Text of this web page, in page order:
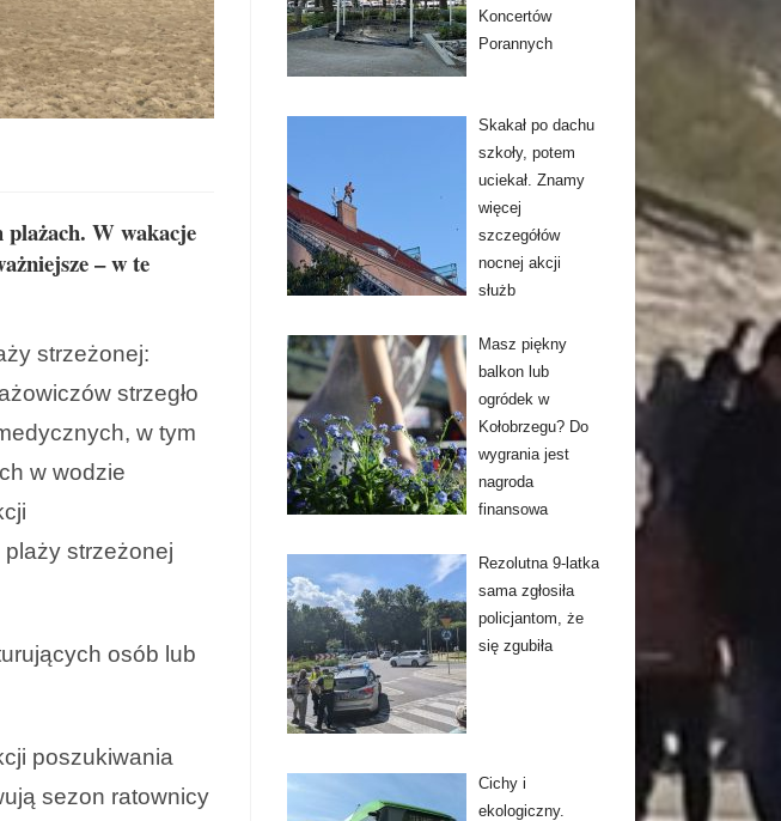
plażach. W wakacje
– w te
strzeżonej:
strzegło
w tym
w wodzie
strzeżonej
osób lub
poszukiwania
sezon ratownicy
Koncertów
Porannych
Skakał po dachu
szkoły, potem
uciekał. Znamy
więcej
szczegółów
nocnej akcji
służb
Masz piękny
balkon lub
ogródek w
Kołobrzegu? Do
wygrania jest
nagroda
finansowa
Rezolutna 9-latka
sama zgłosiła
policjantom, że
się zgubiła
Cichy i
ekologiczny.